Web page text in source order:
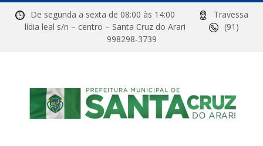
De segunda a sexta de 08:00 às 14:00
Travessa
lídia leal s/n – centro – Santa Cruz do Arari
(91)
998298-3739